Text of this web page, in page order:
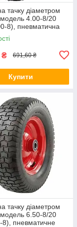
тачку діаметром
4.00-8/20
8), пневматична
₴ 691,60 ₴
Купити
тачку діаметром
6.50-8/20
8), пневматичне